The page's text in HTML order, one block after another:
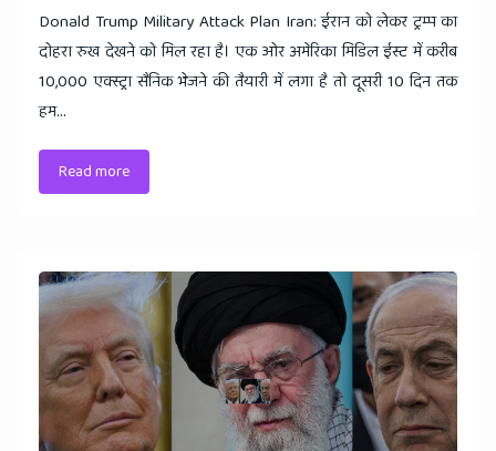
Donald Trump Military Attack Plan Iran: ईरान को लेकर ट्रम्प का
दोहरा रुख देखने को मिल रहा है। एक ओर अमेरिका मिडिल ईस्ट में करीब
10,000 एक्स्ट्रा सैनिक भेजने की तैयारी में लगा है तो दूसरी 10 दिन तक
हम...
Read more